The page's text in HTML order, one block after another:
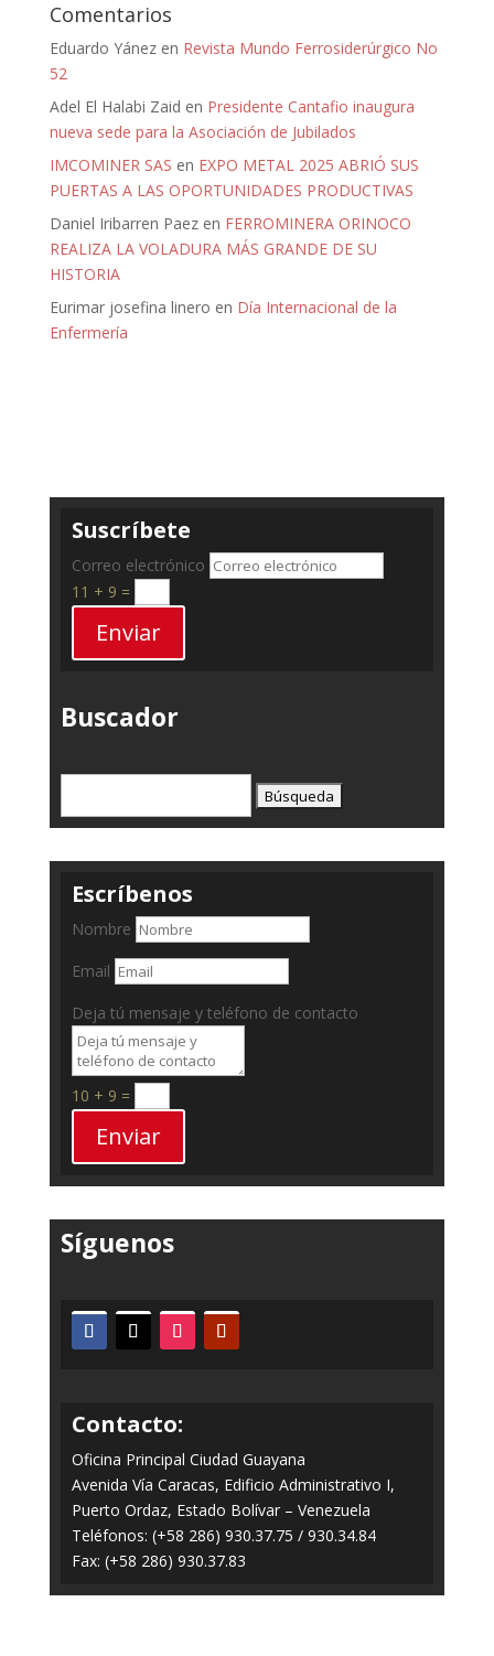
Comentarios
Eduardo Yánezen Revista Mundo Ferrosiderúrgico No
52
Adel El Halabi Zaid en Presidente Cantafio inaugura
nueva sede para la Asociación de Jubilados
IMCOMINER SAS en EXPO METAL 2025 ABRIÓ SUS
PUERTAS A LAS OPORTUNIDADES PRODUCTIVAS
Daniel Iribarren Paezen FERROMINERA ORINOCO
REALIZA LA VOLADURA MÁS GRANDE DE SU
HISTORIA
Eurimar josefina linero en Día Internacional de la
Enfermería
Suscríbete
Correo electrónico
11 + 9 =
Enviar
Buscador
Escríbenos
Nombre
Email
Deja tú mensaje y teléfono de contacto
10 + 9 =
Enviar
Síguenos
Contacto:
Oficina Principal Ciudad Guayana
Avenida Vía Caracas, Edificio Administrativo I,
Puerto Ordaz, Estado Bolívar – Venezuela
Teléfonos: (+58 286) 930.37.75 / 930.34.84
Fax: (+58 286) 930.37.83